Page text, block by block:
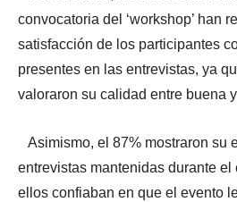
convocatoria del ‘workshop’ han
satisfacción de los participantes
presentes en las entrevistas, ya
valoraron su calidad entre buena
Asimismo, el 87% mostraron su
entrevistas mantenidas durante el
ellos confiaban en que el evento